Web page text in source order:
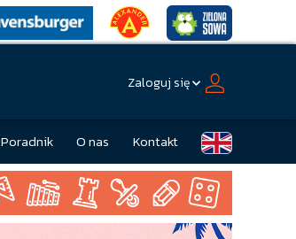
Zaloguj się
Poradnik O nas Kontakt